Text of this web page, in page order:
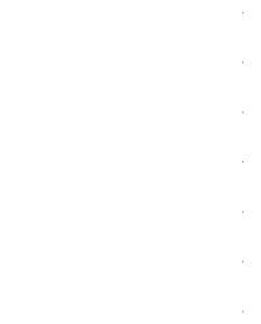
·
·
·
·
·
·
·